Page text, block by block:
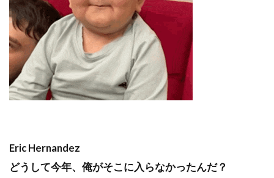
Eric Hernandez
どうして今年、俺がそこに入らなかったんだ？